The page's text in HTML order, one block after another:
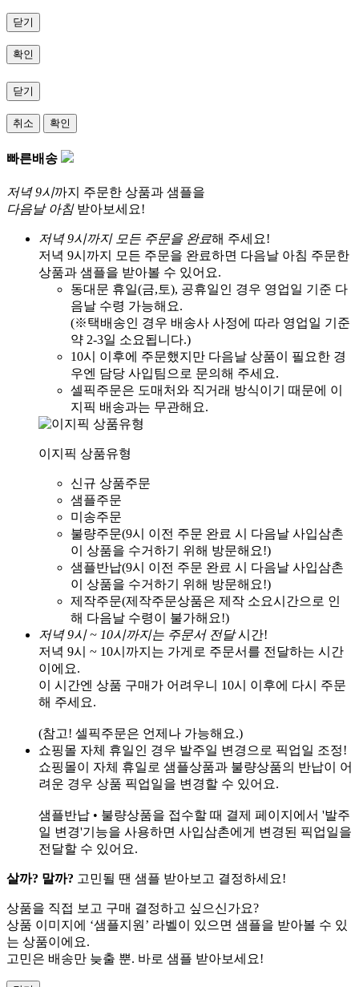
닫기
확인
닫기
취소 확인
빠른배송
저녁 9시까지 주문한 상품과 샘플을
다음날 아침받아보세요!
저녁 9시까지 모든 주문을 완료해 주세요!
저녁 9시까지 모든 주문을 완료하면 다음날 아침 주문한
상품과 샘플을 받아볼 수 있어요.
동대문 휴일(금,토), 공휴일인 경우 영업일 기준 다
음날 수령 가능해요.
(※택배송인 경우 배송사 사정에 따라 영업일 기준
약 2-3일 소요됩니다.)
10시 이후에 주문했지만 다음날 상품이 필요한 경
우엔 담당 사입팀으로 문의해 주세요.
셀픽주문은 도매처와 직거래 방식이기 때문에 이
지픽 배송과는 무관해요.
이지픽 상품유형
신규 상품주문
샘플주문
미송주문
불량주문(9시 이전 주문 완료 시 다음날 사입삼촌
이 상품을 수거하기 위해 방문해요!)
샘플반납(9시 이전 주문 완료 시 다음날 사입삼촌
이 상품을 수거하기 위해 방문해요!)
제작주문(제작주문상품은 제작 소요시간으로 인
해 다음날 수령이 불가해요!)
저녁 9시 ~ 10시까지는 주문서 전달시간!
저녁 9시 ~ 10시까지는 가게로 주문서를 전달하는 시간
이에요.
이 시간엔 상품 구매가 어려우니 10시 이후에 다시 주문
해 주세요.
(참고! 셀픽주문은 언제나 가능해요.)
쇼핑몰 자체 휴일인 경우 발주일 변경으로 픽업일 조정!
쇼핑몰이 자체 휴일로 샘플상품과 불량상품의 반납이 어
려운 경우 상품 픽업일을 변경할 수 있어요.
샘플반납 • 불량상품을 접수할 때 결제 페이지에서 '발주
일 변경'기능을 사용하면 사입삼촌에게 변경된 픽업일을
전달할 수 있어요.
살까? 말까? 고민될 땐 샘플 받아보고 결정하세요!
상품을 직접 보고 구매 결정하고 싶으신가요?
상품 이미지에 ‘샘플지원’ 라벨이 있으면 샘플을 받아볼 수 있
는 상품이에요.
고민은 배송만 늦출 뿐. 바로 샘플 받아보세요!